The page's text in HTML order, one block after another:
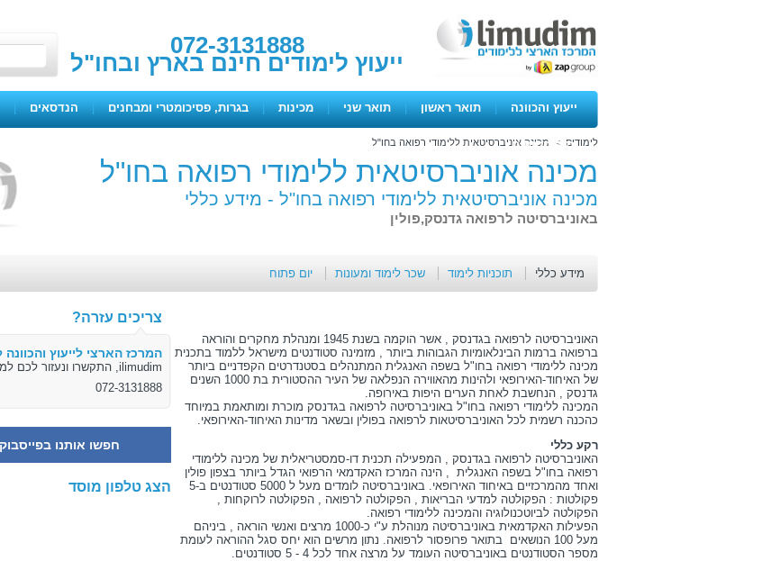
072-3131888
ייעוץ לימודים חינם בארץ ובחו"ל
ייעוץ והכוונה | תואר ראשון | תואר שני | מכינות | בגרות, פסיכומטרי ומבחנים | הנדסאים |
ימים פתוחיםלימודים > מכינה אוניברסיטאית ללימודי רפואה בחו"ל
מכינה אוניברסיטאית ללימודי רפואה בחו"ל
מכינה אוניברסיטאית ללימודי רפואה בחו"ל - מידע כללי
באוניברסיטה לרפואה גדנסק,פולין
מידע כללי תוכניות לימוד שכר לימוד ומעונות יום פתוח
צריכים עזרה?
המרכז הארצי לייעוץ והכוונה
ilimudim, התקשרו ונעזור לכם למצוא פיתרון
072-3131888
חפשו אותנו בפייסבוק
הצג טלפון מוסד
האוניברסיטה לרפואה בגדנסק , אשר הוקמה בשנת 1945 ומנהלת מחקרים והוראה
ברפואה ברמות הבינלאומיות הגבוהות ביותר , מזמינה סטודנטים מישראל ללמוד בתכנית
מכינה ללימודי רפואה בחו"ל בשפה האנגלית המתנהלים בסטנדרטים הקפדניים ביותר
של האיחוד-האירופאי ולהינות מהאווירה הנפלאה של העיר ההסטורית בת 1000 השנים
גדנסק , הנחשבת לאחת הערים היפות באירופה.
המכינה ללימודי רפואה בחו"ל באוניברסיטה לרפואה בגדנסק מוכרת ומותאמת במיוחד
כהכנה רשמית לכל האוניברסיטאות לרפואה בפולין ובשאר מדינות האיחוד-האירופאי.
רקע כללי
האוניברסיטה לרפואה בגדנסק , המפעילה תכנית דו-סמסטריאלית של מכינה ללימודי
רפואה בחו"ל בשפה האנגלית , הינה המרכז האקדמאי הרפואי הגדל ביותר בצפון פולין
ואחד מהמרכזיים באיחוד האירופאי. באוניברסיטה לומדים מעל ל 5000 סטודנטים ב-5
פקולטות : הפקולטה למדעי הבריאות , הפקולטה לרפואה , הפקולטה לרוקחות ,
הפקולטה לביוטכנולוגיה והמכינה ללימודי רפואה.
הפעילות האקדמאית באוניברסיטה מנוהלת ע"י כ-1000 מרצים ואנשי הוראה , ביניהם
מעל 100 הנושאים בתואר פרופסור לרפואה. נתון מרשים הוא יחס סגל ההוראה לעומת
מספר הסטודנטים באוניברסיטה העומד על מרצה אחד לכל 4 - 5 סטודנטים.